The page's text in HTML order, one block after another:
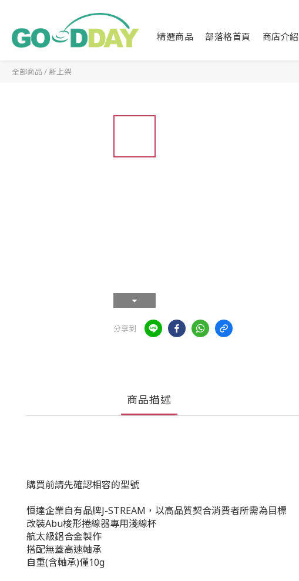
精選商品 部落格首頁 商店介紹
全部商品 /新上架
分享到
商品描述
購買前請先確認相容的型號
恒達企業自有品牌J-STREAM，以高品質契合消費者所需為目標
改裝Abu梭形捲線器專用淺線杯
航太級鋁合金製作
搭配無蓋高速軸承
自重(含軸承)僅10g